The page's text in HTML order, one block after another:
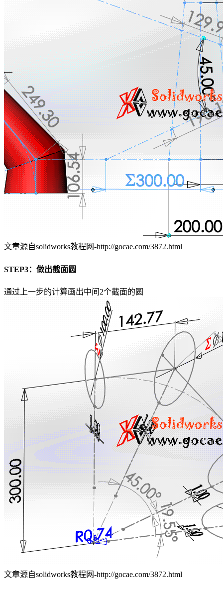
文章源自solidworks教程网-http://gocae.com/3872.html
STEP3：做出截面圆
通过上一步的计算画出中间2个截面的圆
文章源自solidworks教程网-http://gocae.com/3872.html